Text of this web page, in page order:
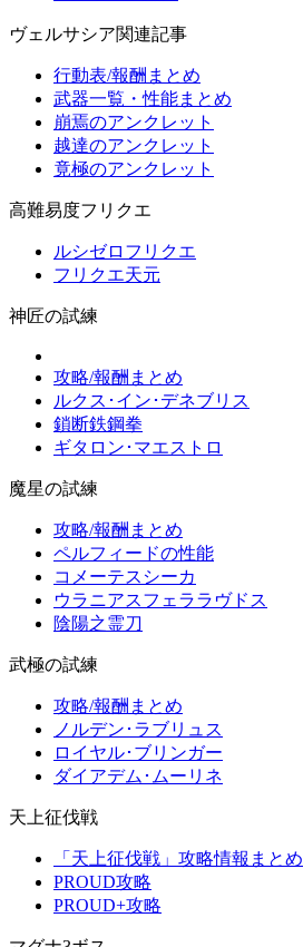
ヴェルサシア関連記事
行動表/報酬まとめ
武器一覧・性能まとめ
崩焉のアンクレット
越達のアンクレット
竟極のアンクレット
高難易度フリクエ
ルシゼロフリクエ
フリクエ天元
神匠の試練
攻略/報酬まとめ
ルクス･イン･デネブリス
鎖断鉄鋼拳
ギタロン･マエストロ
魔星の試練
攻略/報酬まとめ
ペルフィードの性能
コメーテスシーカ
ウラニアスフェララヴドス
陰陽之霊刀
武極の試練
攻略/報酬まとめ
ノルデン･ラブリュス
ロイヤル･ブリンガー
ダイアデム･ムーリネ
天上征伐戦
「天上征伐戦」攻略情報まとめ
PROUD攻略
PROUD+攻略